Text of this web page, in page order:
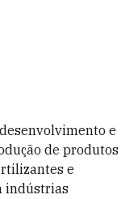
e
de produtos
e
indústrias